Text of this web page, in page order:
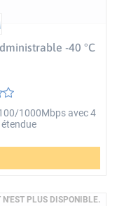
-40 °C
1000Mbps avec 4
N'EST PLUS DISPONIBLE.